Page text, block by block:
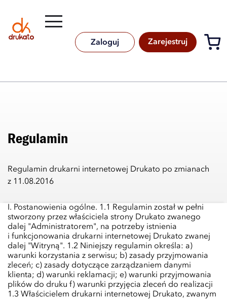
AA
B
Zaloguj
Zarejestruj
Rozwiń
Regulamin
Regulamin drukarni internetowej Drukato po zmianach
z 11.08.2016
I. Postanowienia ogólne. 1.1 Regulamin został w pełni
stworzony przez właściciela strony Drukato zwanego
dalej "Administratorem", na potrzeby istnienia
i funkcjonowania drukarni internetowej Drukato zwanej
dalej "Witryną". 1.2 Niniejszy regulamin określa: a)
warunki korzystania z serwisu; b) zasady przyjmowania
zleceń; c) zasady dotyczące zarządzaniem danymi
klienta; d) warunki reklamacji; e) warunki przyjmowania
plików do druku f) warunki przyjęcia zleceń do realizacji
1.3 Właścicielem drukarni internetowej Drukato, zwanym